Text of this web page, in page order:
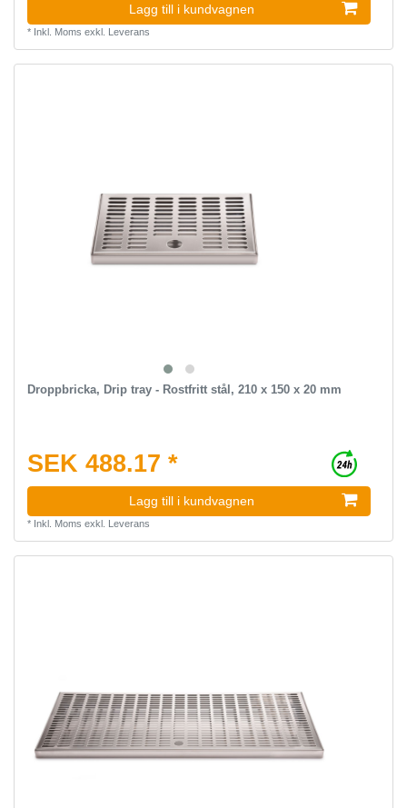
Lagg till i kundvagnen
* Inkl. Moms exkl. Leverans
Droppbricka, Drip tray - Rostfritt stål, 210 x 150 x 20 mm
SEK 488.17 *
Lagg till i kundvagnen
* Inkl. Moms exkl. Leverans